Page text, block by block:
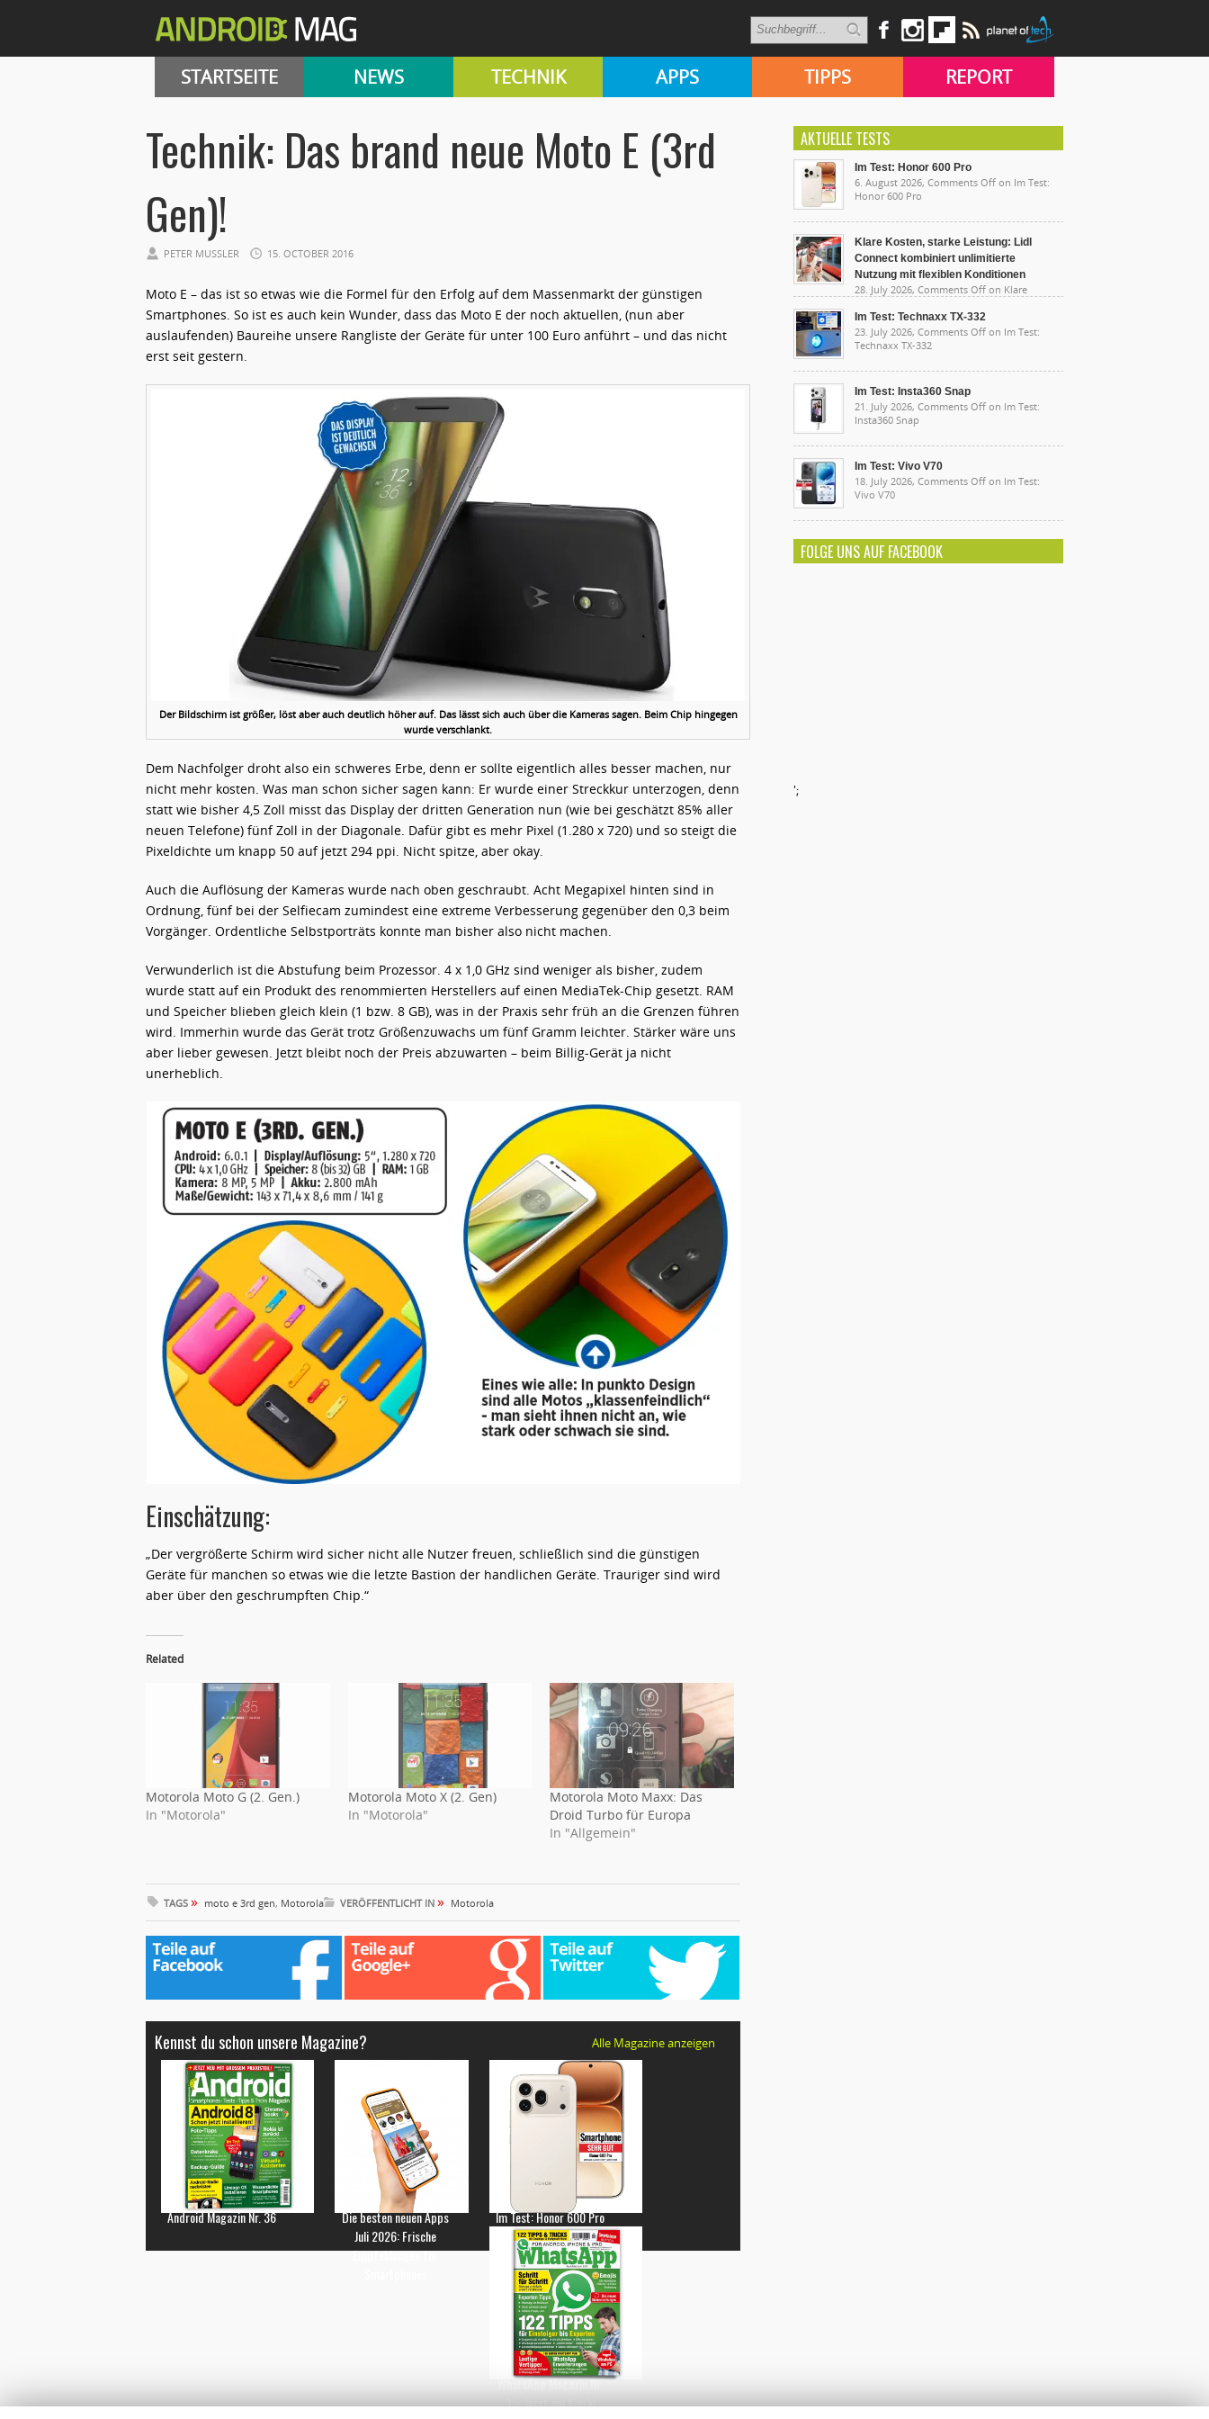
STARTSEITE NEWS TECHNIK APPS TIPPS REPORT
Technik: Das brand neue Moto E (3rd
Gen)!
PETER MUSSLER 15. OCTOBER 2016
Moto E – das ist so etwas wie die Formel für den Erfolg auf dem Massenmarkt der günstigen
Smartphones. So ist es auch kein Wunder, dass das Moto E der noch aktuellen, (nun aber
auslaufenden) Baureihe unsere Rangliste der Geräte für unter 100 Euro anführt – und das nicht
erst seit gestern.
Der Bildschirm ist größer, löst aber auch deutlich höher auf. Das lässt sich auch über die Kameras sagen. Beim Chip hingegen
wurde verschlankt.
Dem Nachfolger droht also ein ­schweres Erbe, denn er sollte eigentlich alles besser machen, nur
nicht mehr kosten. Was man schon sicher sagen kann: Er wurde einer Streckkur unterzogen, denn
statt wie bisher 4,5 Zoll misst das Display der dritten Generation nun (wie bei geschätzt 85% aller
neuen Telefone) fünf Zoll in der Diagonale. Dafür gibt es mehr Pixel (1.280 x 720) und so steigt die
Pixeldichte um knapp 50 auf jetzt 294 ppi. Nicht spitze, aber okay.
Auch die Auflösung der Kameras wurde nach oben geschraubt. Acht Megapixel hinten sind in
Ordnung, fünf bei der Selfiecam zumindest eine extreme Verbesserung gegenüber den 0,3 beim
Vorgänger. Ordentliche Selbstporträts konnte man bisher also nicht machen.
Verwunderlich ist die Abstufung beim Prozessor. 4 x 1,0 GHz sind weniger als bisher, zudem
wurde statt auf ein Produkt des renommierten Herstellers auf einen MediaTek-Chip gesetzt. RAM
und Speicher blieben gleich klein (1 bzw. 8 GB), was in der Praxis sehr früh an die Grenzen führen
wird. Immerhin wurde das Gerät trotz Größenzuwachs um fünf Gramm leichter. Stärker wäre uns
aber lieber gewesen. Jetzt bleibt noch der Preis abzuwarten – beim Billig-Gerät ja nicht
unerheblich.
Einschätzung:
„Der vergrößerte Schirm wird sicher nicht alle Nutzer freuen, schließlich sind die günstigen
Geräte für manchen so etwas wie die letzte Bastion der handlichen Geräte. Trauriger sind wird
aber über den geschrumpften Chip.“
Related
Motorola Moto G (2. Gen.)
In "Motorola"
Motorola Moto X (2. Gen)
In "Motorola"
Motorola Moto Maxx: Das
Droid Turbo für Europa
In "Allgemein"
TAGS » moto e 3rd gen, Motorola VERÖFFENTLICHT IN » Motorola
Kennst du schon unsere Magazine? Alle Magazine anzeigen
Android Magazin Nr. 36
Die besten neuen Apps
Juli 2026: Frische
Empfehlungen für
Im Test: Honor 600 Pro
WhatsApp Magazin Nr.
3 – Jetzt am Kiosk!
AKTUELLE TESTS
Im Test: Honor 600 Pro
6. August 2026, Comments Off on Im Test:
Honor 600 Pro
Klare Kosten, starke Leistung: Lidl
Connect kombiniert unlimitierte
Nutzung mit flexiblen Konditionen
28. July 2026, Comments Off on Klare
unlimitierte Nutzung mit flexiblen Konditionen
Im Test: Technaxx TX-332
23. July 2026, Comments Off on Im Test:
Technaxx TX-332
Im Test: Insta360 Snap
21. July 2026, Comments Off on Im Test:
Insta360 Snap
Im Test: Vivo V70
18. July 2026, Comments Off on Im Test:
Vivo V70
FOLGE UNS AUF FACEBOOK
';